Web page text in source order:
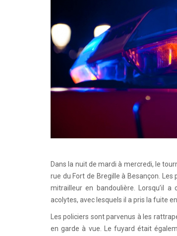
Dans la nuit de mardi à mercredi, le
rue du Fort de Bregille à Besançon. Les
mitrailleur en bandoulière. Lorsqu’il
acolytes, avec lesquels il a pris la fuite
Les policiers sont parvenus à les
en garde à vue. Le fuyard était